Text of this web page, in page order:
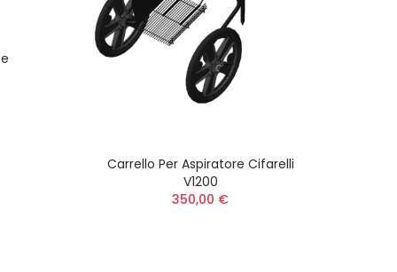
Carrello Per Aspiratore Cifarelli
V1200
350,00 €